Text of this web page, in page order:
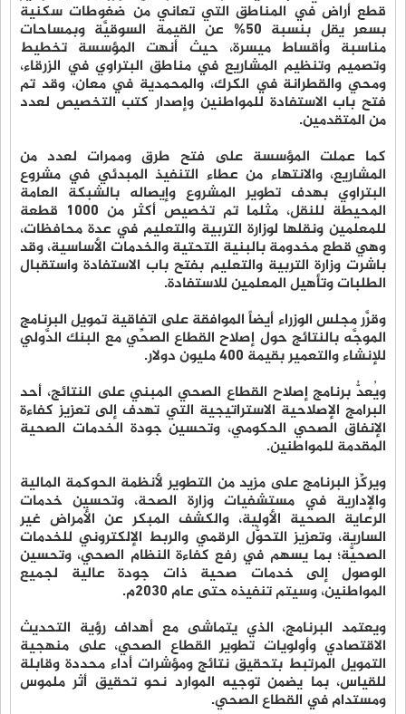
قطع أراض في المناطق التي تعاني من ضغوطات سكنية
بسعر يقل بنسبة 50% عن القيمة السوقيَّة وبمساحات
مناسبة وأقساط ميسرة، حيث أنهت المؤسسة تخطيط
وتصميم وتنظيم المشاريع في مناطق البتراوي في الزرقاء،
ومحي والقطرانة في الكرك، والمحمدية في معان، وقد تم
فتح باب الاستفادة للمواطنين وإصدار كتب التخصيص لعدد
من المتقدمين.
كما عملت المؤسسة على فتح طرق وممرات لعدد من
المشاريع، والانتهاء من عطاء التنفيذ المبدئي في مشروع
البتراوي بهدف تطوير المشروع وإيصاله بالشبكة العامة
المحيطة للنقل، مثلما تم تخصيص أكثر من 1000 قطعة
للمعلمين ونقلها لوزارة التربية والتعليم في عدة محافظات،
وهي قطع مخدومة بالبنية التحتية والخدمات الأساسية، وقد
باشرت وزارة التربية والتعليم بفتح باب الاستفادة واستقبال
الطلبات وتأهيل المعلمين للاستفادة.
وقرَّر مجلس الوزراء أيضاً الموافقة على اتفاقية تمويل البرنامج
الموجَّه بالنتائج حول إصلاح القطاع الصحِّي مع البنك الدَّولي
للإنشاء والتعمير بقيمة 400 مليون دولار.
ويُعدُّ برنامج إصلاح القطاع الصحي المبني على النتائج، أحد
البرامج الإصلاحية الاستراتيجية التي تهدف إلى تعزيز كفاءة
الإنفاق الصحي الحكومي، وتحسين جودة الخدمات الصحية
المقدمة للمواطنين.
ويركِّز البرنامج على مزيد من التطوير لأنظمة الحوكمة المالية
والإدارية في مستشفيات وزارة الصحة، وتحسين خدمات
الرعاية الصحية الأولية، والكشف المبكر عن الأمراض غير
السارية، وتعزيز التحوُّل الرقمي والربط الإلكتروني للخدمات
الصحيَّة؛ بما يسهم في رفع كفاءة النظام الصحي، وتحسين
الوصول إلى خدمات صحية ذات جودة عالية لجميع
المواطنين، وسيتم تنفيذه حتى عام 2030م.
ويعتمد البرنامج، الذي يتماشى مع أهداف رؤية التحديث
الاقتصادي وأولويات تطوير القطاع الصحي، على منهجية
التمويل المرتبط بتحقيق نتائج ومؤشرات أداء محددة وقابلة
للقياس، بما يضمن توجيه الموارد نحو تحقيق أثر ملموس
ومستدام في القطاع الصحي.